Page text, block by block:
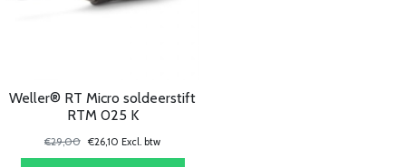
Weller® RT Micro soldeerstift
RTM 025 K
€29,00 €26,10 Excl. btw